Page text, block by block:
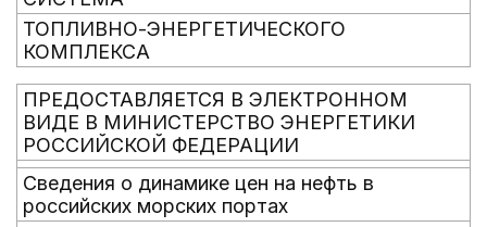
ТОПЛИВНО-ЭНЕРГЕТИЧЕСКОГО
КОМПЛЕКСА
ПРЕДОСТАВЛЯЕТСЯ В ЭЛЕКТРОННОМ
ВИДЕ В МИНИСТЕРСТВО ЭНЕРГЕТИКИ
РОССИЙСКОЙ ФЕДЕРАЦИИ
Сведения о динамике цен на нефть в
российских морских портах